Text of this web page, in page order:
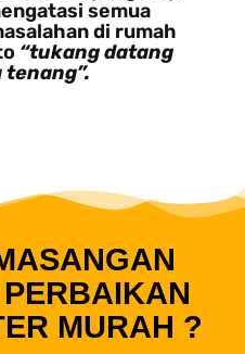
semua
di rumah
“tukang datang
MURAH ?